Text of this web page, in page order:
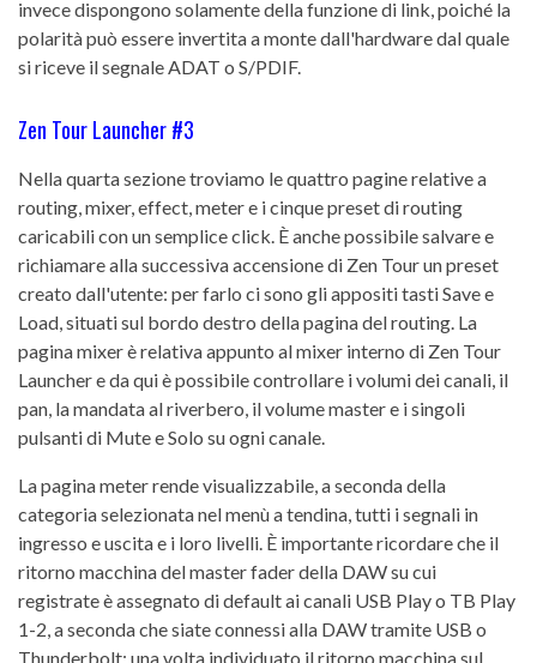
invece dispongono solamente della funzione di link, poiché la
polarità può essere invertita a monte dall'hardware dal quale
si riceve il segnale ADAT o S/PDIF.
Zen Tour Launcher #3
Nella quarta sezione troviamo le quattro pagine relative a
routing, mixer, effect, meter e i cinque preset di routing
caricabili con un semplice click. È anche possibile salvare e
richiamare alla successiva accensione di Zen Tour un preset
creato dall'utente: per farlo ci sono gli appositi tasti Save e
Load, situati sul bordo destro della pagina del routing. La
pagina mixer è relativa appunto al mixer interno di Zen Tour
Launcher e da qui è possibile controllare i volumi dei canali, il
pan, la mandata al riverbero, il volume master e i singoli
pulsanti di Mute e Solo su ogni canale.
La pagina meter rende visualizzabile, a seconda della
categoria selezionata nel menù a tendina, tutti i segnali in
ingresso e uscita e i loro livelli. È importante ricordare che il
ritorno macchina del master fader della DAW su cui
registrate è assegnato di default ai canali USB Play o TB Play
1-2, a seconda che siate connessi alla DAW tramite USB o
Thunderbolt: una volta individuato il ritorno macchina sul